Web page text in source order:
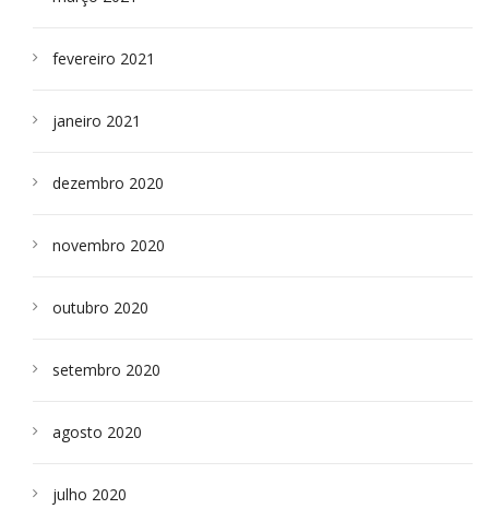
fevereiro 2021
janeiro 2021
dezembro 2020
novembro 2020
outubro 2020
setembro 2020
agosto 2020
julho 2020